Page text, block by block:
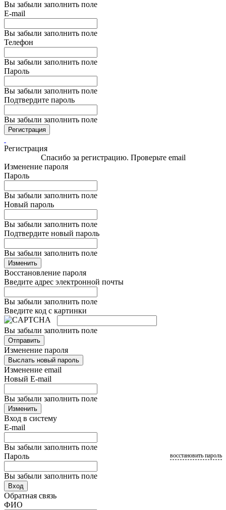
Вы забыли заполнить поле
E-mail
Вы забыли заполнить поле
Телефон
Вы забыли заполнить поле
Пароль
Вы забыли заполнить поле
Подтвердите пароль
Вы забыли заполнить поле
Регистрация
Регистрация
Спасибо за регистрацию. Проверьте email
Изменение пароля
Пароль
Вы забыли заполнить поле
Новый пароль
Вы забыли заполнить поле
Подтвердите новый пароль
Вы забыли заполнить поле
Изменить
Восстановление пароля
Введите адрес электронной почты
Вы забыли заполнить поле
Введите код с картинки
Вы забыли заполнить поле
Отправить
Изменение пароля
Выслать новый пароль
Изменение email
Новый E-mail
Вы забыли заполнить поле
Изменить
Вход в систему
E-mail
Вы забыли заполнить поле
Пароль
Вы забыли заполнить поле
восстановить пароль
Вход
Обратная связь
ФИО